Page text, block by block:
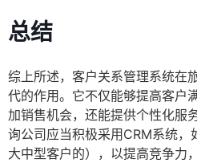
总结
综上所述，客户关系管理系统在
代的作用。它不仅能够提高客户
加销售机会，还能提供个性化服
询公司应当积极采用CRM系统，
大中型客户的），以提高竞争力